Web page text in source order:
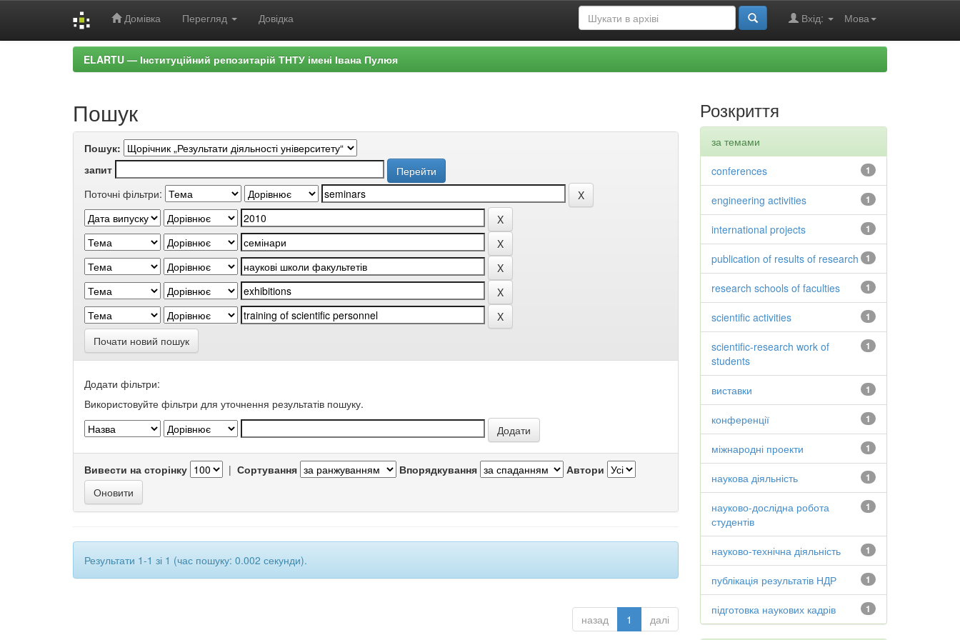
Домівка Перегляд Довідка Мова
Вхід:
ELARTU — Інституційний репозитарій ТНТУ імені Івана Пулюя
Пошук
Пошук:
запит
Поточні фільтри:
Почати новий пошук
Додати фільтри:
Використовуйте фільтри для уточнення результатів пошуку.
Вивести на сторінку | Сортування Впорядкування Автори
Результати 1-1 зі 1 (час пошуку: 0.002 секунди).
назад 1 далі
Розкриття
за темами
1
conferences
1
engineering activities
1
international projects
1
publication of results of research
1
research schools of faculties
1
scientific activities
1
scientific-research work of
students
1
виставки
1
конференції
1
міжнародні проекти
1
наукова діяльність
1
науково-дослідна робота
студентів
1
науково-технічна діяльність
1
публікація результатів НДР
1
підготовка наукових кадрів